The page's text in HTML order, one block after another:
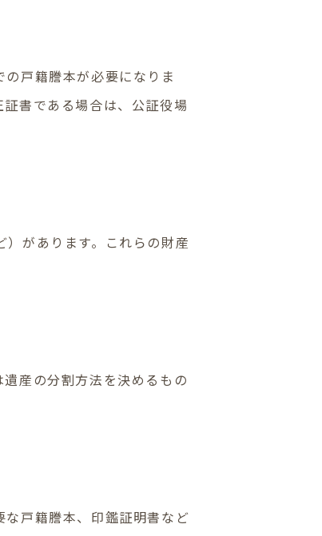
戸籍謄本が必要になりま
書である場合は、公証役場
があります。これらの財産
産の分割方法を決めるもの
戸籍謄本、印鑑証明書など